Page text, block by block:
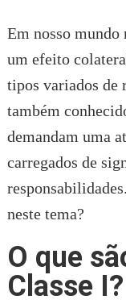
Em nosso mundo
um efeito
tipos variados de
também
demandam uma
carregados de
neste tema?
O que
Classe I?